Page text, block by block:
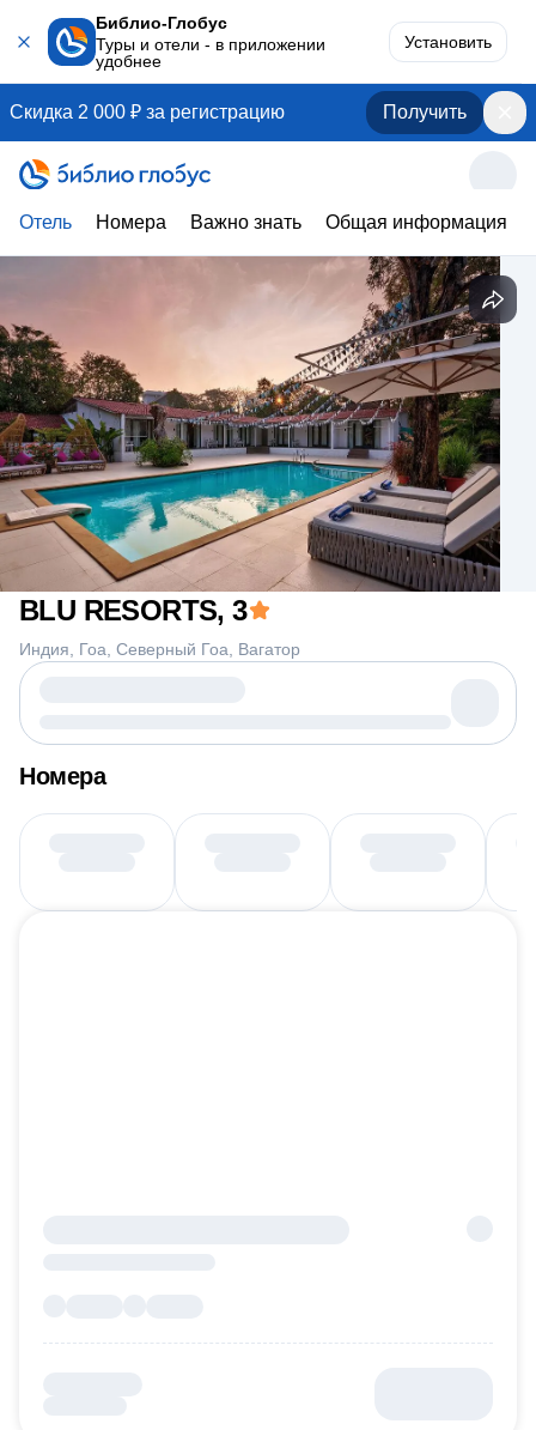
Библио-Глобус
Туры и отели - в приложении
удобнее
Установить
Скидка 2 000 ₽ за регистрацию Получить
Отель Номера Важно знать Общая информация
BLU RESORTS, 3
Индия Гоа Северный Гоа Вагатор
Номера